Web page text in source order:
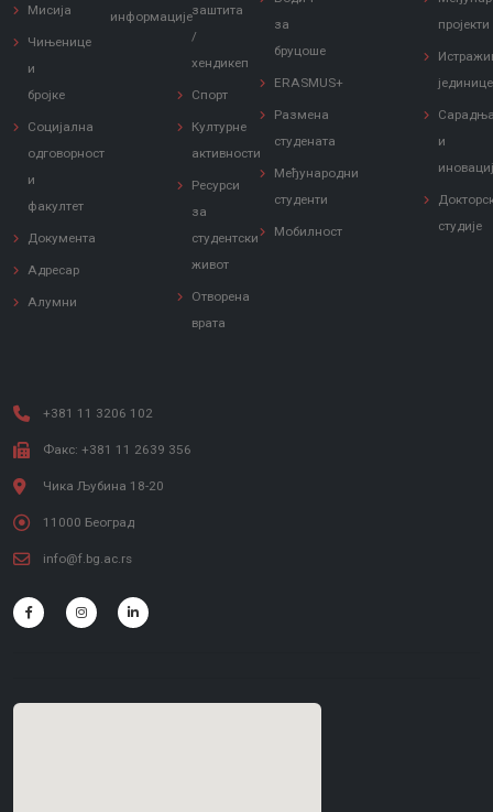
Мисија
Чињенице
и
бројке
Социјална
одговорност
и
факултет
Документа
Адресар
Алумни
информацијезаштита
/
хендикеп
Спорт
Културне
активности
Ресурси
за
студентски
живот
Отворена
врата
за
бруцоше
ERASMUS+
Размена
студената
Међународни
студенти
Мобилност
пројекти
јединице
и
студије
+381 11 3206 102
Факс: +381 11 2639 356
Чика Љубина 18-20
11000 Београд
info@f.bg.ac.rs